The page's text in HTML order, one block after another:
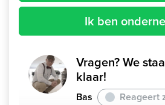
Ik ben
Vragen? We
klaar!
Bas Reageert